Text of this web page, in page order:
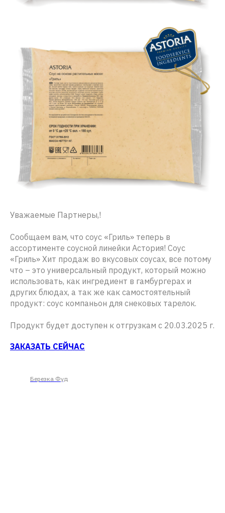
Уважаемые Партнеры,!
Сообщаем вам, что соус «Гриль» теперь в
ассортименте соусной линейки Астория! Соус
«Гриль» Хит продаж во вкусовых соусах, все потому
что – это универсальный продукт, который можно
использовать, как ингредиент в гамбургерах и
других блюдах, а так же как самостоятельный
продукт: соус компаньон для снековых тарелок.
Продукт будет доступен к отгрузкам с 20.03.2025 г.
ЗАКАЗАТЬ СЕЙЧАС
Березка Фуд